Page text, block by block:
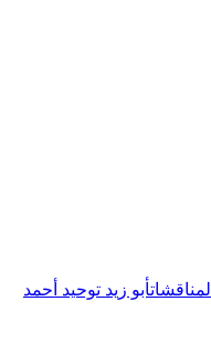
المناقشاتأبو زيد توحيد أحمد